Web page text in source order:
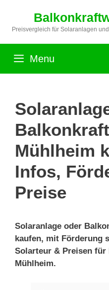
springen
Preisvergleich für Solaranlagen
Menu
Mühlheim
Infos,
Preise
Solaranlage oder
kaufen, mit Förderung
Solarteur & Preisen
Mühlheim.